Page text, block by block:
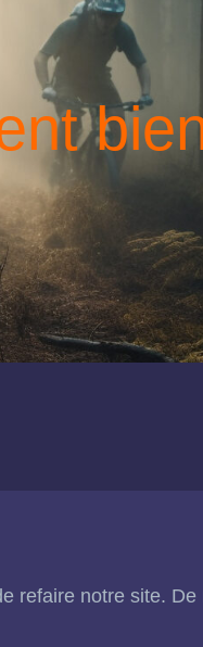
refaire notre site.